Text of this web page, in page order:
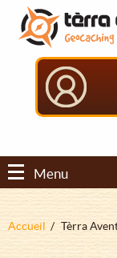
Aller
contenu
principal
Aller
menu
principal
Aller
pied
Menu
Fil
Accueil Tèrra